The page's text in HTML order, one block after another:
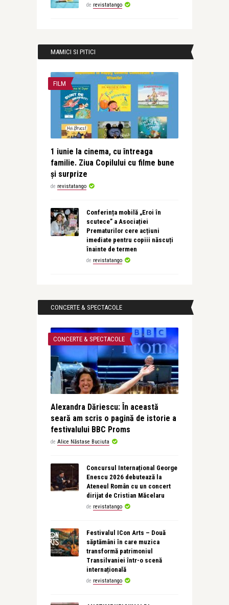
de revistatango
MAMICI SI PITICI
FILM
1 iunie la cinema, cu întreaga
familie. Ziua Copilului cu filme bune
și surprize
de revistatango
Conferința mobilă „Eroi în
scutece” a Asociației
Prematurilor cere acțiuni
imediate pentru copiii născuți
înainte de termen
de revistatango
CONCERTE & SPECTACOLE
CONCERTE & SPECTACOLE
Alexandra Dăriescu: În această
seară am scris o pagină de istorie a
festivalului BBC Proms
de Alice Năstase Buciuta
Concursul Internațional George
Enescu 2026 debutează la
Ateneul Român cu un concert
dirijat de Cristian Măcelaru
de revistatango
Festivalul ICon Arts – Două
săptămâni în care muzica
transformă patrimoniul
Transilvaniei într-o scenă
internațională
de revistatango